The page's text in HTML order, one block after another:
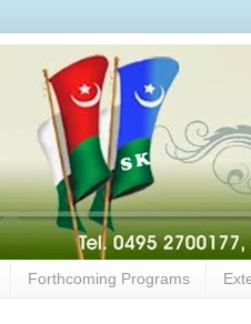
Forthcoming Programs